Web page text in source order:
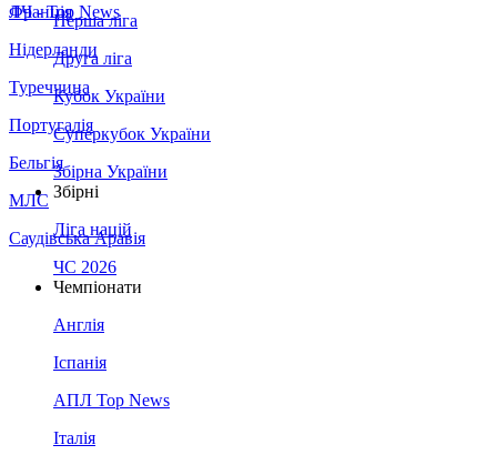
Франція
Нідерланди
Туреччина
Португалія
Бельгія
МЛС
Саудівська Аравія
ЛЧ - Top News
Перша ліга
Друга ліга
Кубок України
Суперкубок України
Збірна України
Збірні
Ліга націй
ЧС 2026
Чемпіонати
Англія
Іспанія
АПЛ Top News
Італія